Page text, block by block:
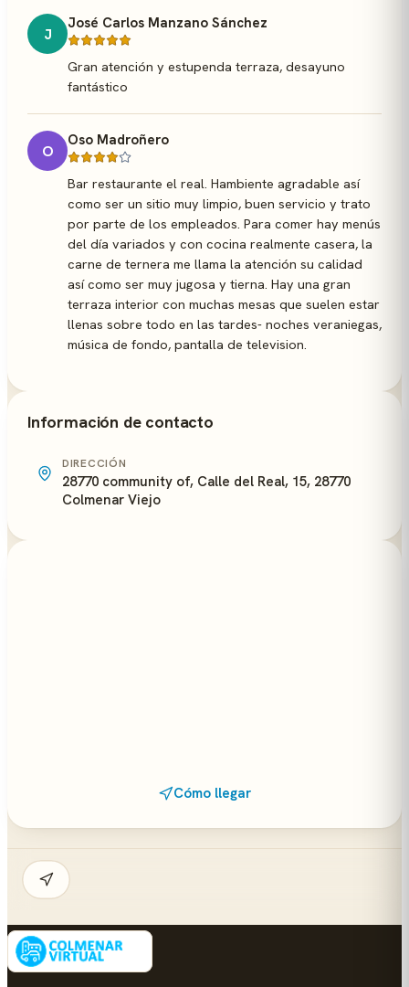
J
José Carlos Manzano Sánchez
Gran atención y estupenda terraza, desayuno
fantástico
O
Oso Madroñero
Bar restaurante el real. Hambiente agradable así
como ser un sitio muy limpio, buen servicio y trato
por parte de los empleados. Para comer hay menús
del día variados y con cocina realmente casera, la
carne de ternera me llama la atención su calidad
así como ser muy jugosa y tierna. Hay una gran
terraza interior con muchas mesas que suelen estar
llenas sobre todo en las tardes- noches veraniegas,
música de fondo, pantalla de television.
Información de contacto
DIRECCIÓN
28770 community of, Calle del Real, 15, 28770
Colmenar Viejo
Cómo llegar